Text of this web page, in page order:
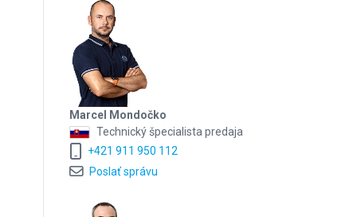
Marcel Mondočko
Technický špecialista predaja
+421 911 950 112
Poslať správu